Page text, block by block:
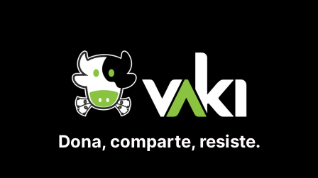
Dona, comparte, resiste.